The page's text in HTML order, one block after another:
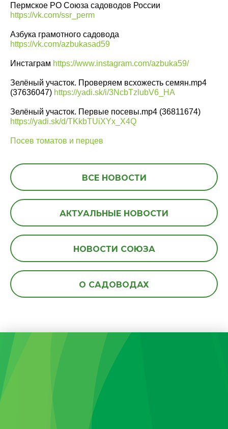
Пермское РО Союза садоводов России
https://vk.com/ssr_perm
Азбука грамотного садовода
https://vk.com/azbukasad59
Инстаграм https://www.instagram.com/azbuka59/
Зелёный участок. Проверяем всхожесть семян.mp4
(37636047) https://yadi.sk/i/3NcbTzlubV6_HA
Зелёный участок. Первые посевы.mp4 (36811674)
https://yadi.sk/d/TKkbTUiXYx_X4Q
Посев томатов и перцев
ВСЕ НОВОСТИ
АКТУАЛЬНЫЕ НОВОСТИ
НОВОСТИ СОЮЗА
О САДОВОДАХ